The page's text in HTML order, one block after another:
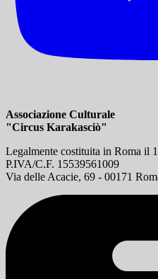
Associazione Culturale
"Circus Karakasciò"
Legalmente costituita in Roma il
P.IVA/C.F. 15539561009
Via delle Acacie, 69 - 00171